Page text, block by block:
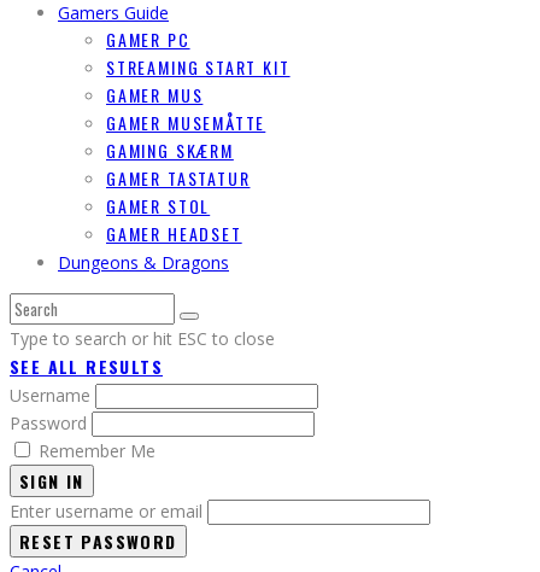
Gamers Guide
GAMER PC
STREAMING START KIT
GAMER MUS
GAMER MUSEMÅTTE
GAMING SKÆRM
GAMER TASTATUR
GAMER STOL
GAMER HEADSET
Dungeons & Dragons
Type to search or hit ESC to close
SEE ALL RESULTS
Username
Password
Remember Me
SIGN IN
Enter username or email